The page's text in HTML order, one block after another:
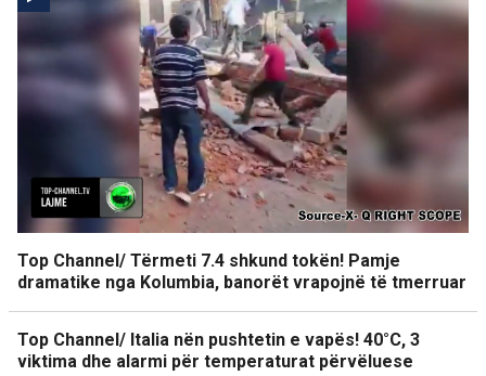
Top Channel/ Tërmeti 7.4 shkund tokën! Pamje
dramatike nga Kolumbia, banorët vrapojnë të tmerruar
Top Channel/ Italia nën pushtetin e vapës! 40°C, 3
viktima dhe alarmi për temperaturat përvëluese